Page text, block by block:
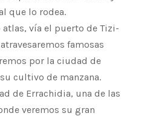
que lo rodea.
vía el puerto de Tizi-
famosas
por la ciudad de
cultivo de manzana.
de Errachidia, una de las
veremos su gran